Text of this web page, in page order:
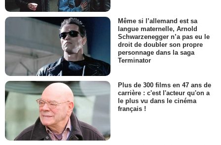
Même si l’allemand est sa
langue maternelle, Arnold
Schwarzenegger n’a pas eu le
droit de doubler son propre
personnage dans la saga
Terminator
Plus de 300 films en 47 ans de
carrière : c'est l'acteur qu'on a
le plus vu dans le cinéma
français !